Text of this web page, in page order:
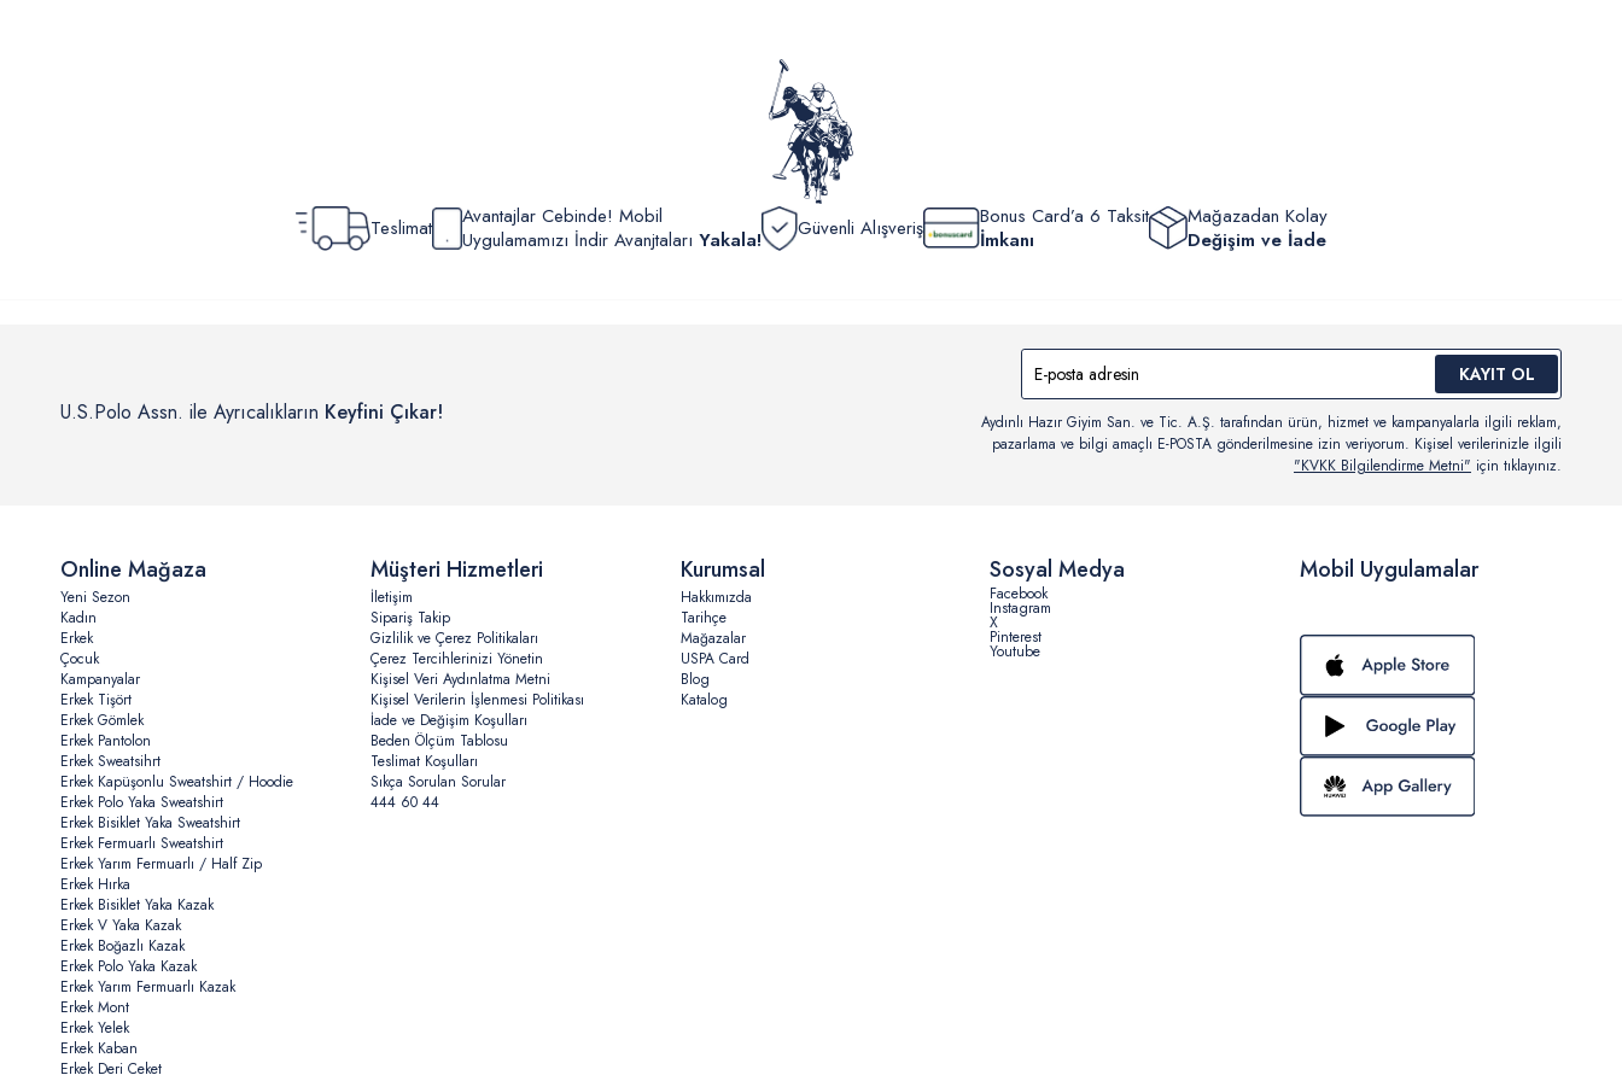
Teslimat
Avantajlar Cebinde! Mobil
Uygulamamızı İndir Avanjtaları Yakala! Güvenli Alışveriş
Bonus Card’a 6 Taksit
İmkanı
Mağazadan Kolay
Değişim ve İade
U.S.Polo Assn. ile Ayrıcalıkların Keyfini Çıkar!
KAYIT OL
Aydınlı Hazır Giyim San. ve Tic. A.Ş. tarafından ürün, hizmet ve kampanyalarla ilgili reklam,
pazarlama ve bilgi amaçlı E-POSTA gönderilmesine izin veriyorum. Kişisel verilerinizle ilgili
"KVKK Bilgilendirme Metni" için tıklayınız.
Mobil Uygulamalar
Online Mağaza
Yeni Sezon
Kadın
Erkek
Çocuk
Kampanyalar
Erkek Tişört
Erkek Gömlek
Erkek Pantolon
Erkek Sweatsihrt
Erkek Kapüşonlu Sweatshirt / Hoodie
Erkek Polo Yaka Sweatshirt
Erkek Bisiklet Yaka Sweatshirt
Erkek Fermuarlı Sweatshirt
Erkek Yarım Fermuarlı / Half Zip
Erkek Hırka
Erkek Bisiklet Yaka Kazak
Erkek V Yaka Kazak
Erkek Boğazlı Kazak
Erkek Polo Yaka Kazak
Erkek Yarım Fermuarlı Kazak
Erkek Mont
Erkek Yelek
Erkek Kaban
Erkek Deri Ceket
Müşteri Hizmetleri
İletişim
Sipariş Takip
Gizlilik ve Çerez Politikaları
Çerez Tercihlerinizi Yönetin
Kişisel Veri Aydınlatma Metni
Kişisel Verilerin İşlenmesi Politikası
İade ve Değişim Koşulları
Beden Ölçüm Tablosu
Teslimat Koşulları
Sıkça Sorulan Sorular
444 60 44
Kurumsal
Hakkımızda
Tarihçe
Mağazalar
USPA Card
Blog
Katalog
Sosyal Medya
Facebook
Instagram
X
Pinterest
Youtube